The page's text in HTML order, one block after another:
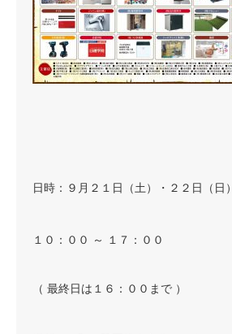
日時：９月２１日（土）・２２日（日）
１０：００ ～ １７：００
（ 最終日は１６：００まで ）